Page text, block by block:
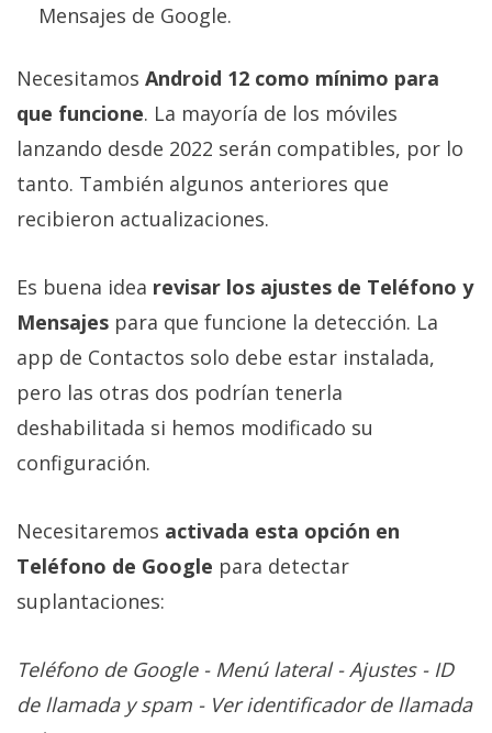
Mensajes de Google.
Necesitamos Android 12 como mínimo para
que funcione. La mayoría de los móviles
lanzando desde 2022 serán compatibles, por lo
tanto. También algunos anteriores que
recibieron actualizaciones.
Es buena idea revisar los ajustes de Teléfono y
Mensajes para que funcione la detección. La
app de Contactos solo debe estar instalada,
pero las otras dos podrían tenerla
deshabilitada si hemos modificado su
configuración.
Necesitaremos activada esta opción en
Teléfono de Google para detectar
suplantaciones:
Teléfono de Google - Menú lateral - Ajustes - ID
de llamada y spam - Ver identificador de llamada